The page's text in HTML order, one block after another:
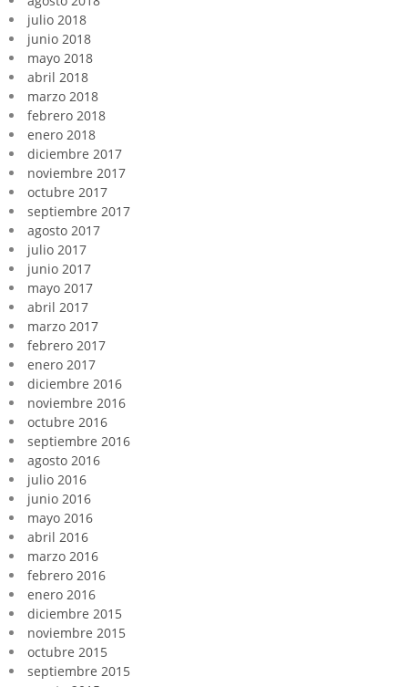
julio 2018
junio 2018
mayo 2018
abril 2018
marzo 2018
febrero 2018
enero 2018
diciembre 2017
noviembre 2017
octubre 2017
septiembre 2017
agosto 2017
julio 2017
junio 2017
mayo 2017
abril 2017
marzo 2017
febrero 2017
enero 2017
diciembre 2016
noviembre 2016
octubre 2016
septiembre 2016
agosto 2016
julio 2016
junio 2016
mayo 2016
abril 2016
marzo 2016
febrero 2016
enero 2016
diciembre 2015
noviembre 2015
octubre 2015
septiembre 2015